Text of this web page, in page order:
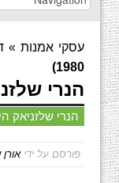
עסקי אמנות»
1980)
הנרי שלזניאק
הנרי שלזניאק
פורסם על ידי